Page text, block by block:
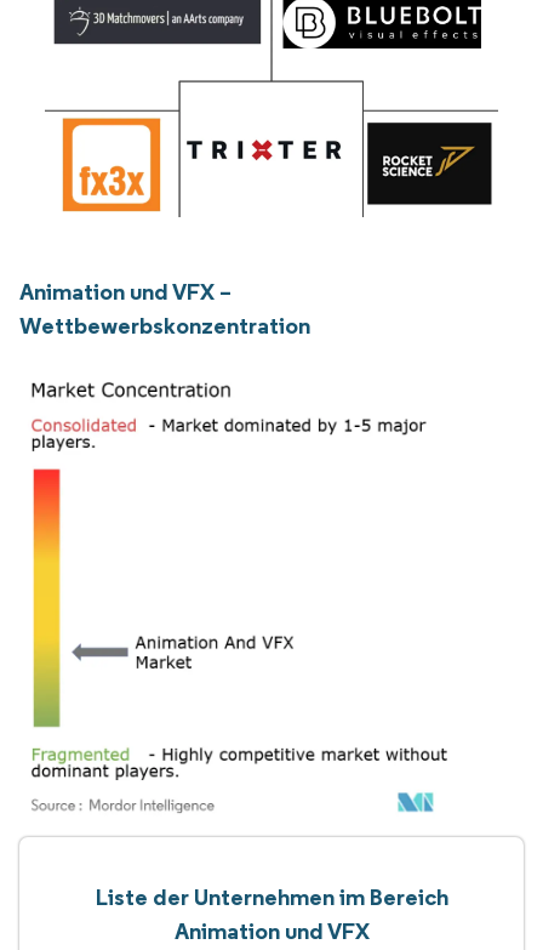
Animation und VFX –
Wettbewerbskonzentration
Liste der Unternehmen im Bereich
Animation und VFX